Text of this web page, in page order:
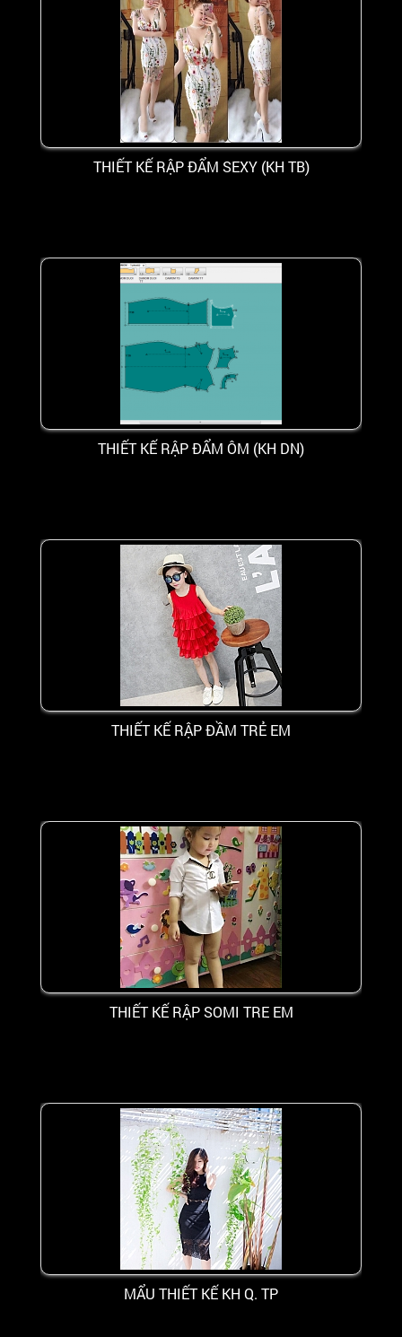
THIẾT KẾ RẬP ĐẨM SEXY (KH TB)
THIẾT KẾ RẬP ĐẨM ÔM (KH DN)
THIẾT KẾ RẬP ĐẦM TRẺ EM
THIẾT KẾ RẬP SOMI TRE EM
MẨU THIẾT KẾ KH Q. TP